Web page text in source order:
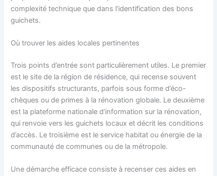
complexité technique que dans l’identification des bons
guichets.
Où trouver les aides locales pertinentes
Trois points d’entrée sont particulièrement utiles. Le premier
est le site de la région de résidence, qui recense souvent
les dispositifs structurants, parfois sous forme d’éco-
chèques ou de primes à la rénovation globale. Le deuxième
est la plateforme nationale d’information sur la rénovation,
qui renvoie vers les guichets locaux et décrit les conditions
d’accès. Le troisième est le service habitat ou énergie de la
communauté de communes ou de la métropole.
Une démarche efficace consiste à recenser ces aides en